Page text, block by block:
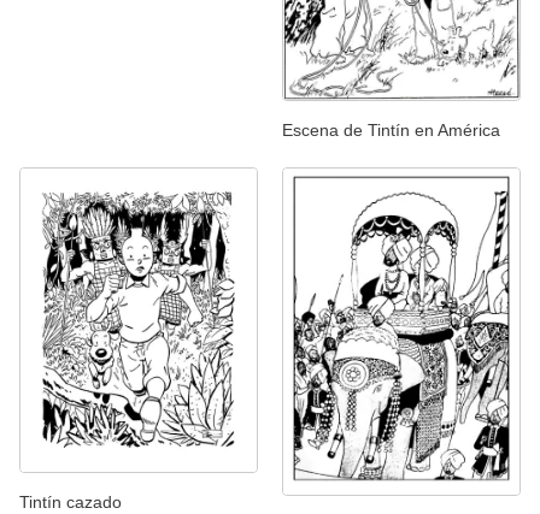
Escena de Tintín en América
Tintín cazado